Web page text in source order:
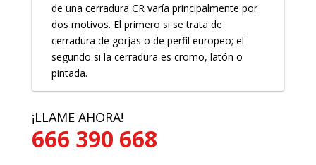
de una cerradura CR varía principalmente por
dos motivos. El primero si se trata de
cerradura de gorjas o de perfil europeo; el
segundo si la cerradura es cromo, latón o
pintada.
¡LLAME AHORA!
666 390 668